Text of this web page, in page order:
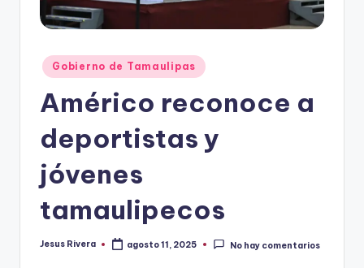
Publicado
en
Gobierno de Tamaulipas
Américo reconoce a
deportistas y
jóvenes
tamaulipecos
Publicado
Jesus Rivera agosto 11, 2025 No hay comentarios